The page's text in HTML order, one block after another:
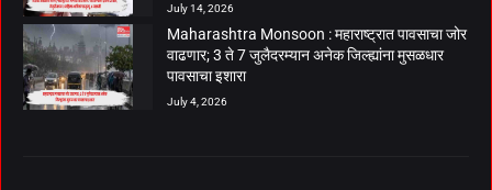
July 14, 2026
Maharashtra Monsoon : महाराष्ट्रात पावसाचा जोर
वाढणार; 3 ते 7 जुलैदरम्यान अनेक जिल्ह्यांना मुसळधार
पावसाचा इशारा
July 4, 2026